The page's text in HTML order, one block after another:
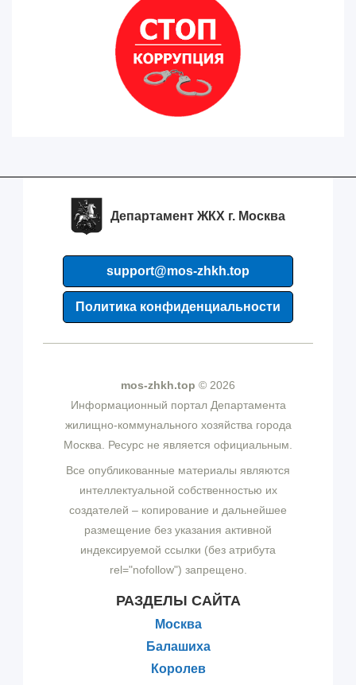
Департамент ЖКХ г. Москва
support@mos-zhkh.top
Политика конфиденциальности
mos-zhkh.top © 2026
Информационный портал Департамента
жилищно-коммунального хозяйства города
Москва. Ресурс не является официальным.
Все опубликованные материалы являются
интеллектуальной собственностью их
создателей – копирование и дальнейшее
размещение без указания активной
индексируемой ссылки (без атрибута
rel="nofollow") запрещено.
РАЗДЕЛЫ САЙТА
Москва
Балашиха
Королев